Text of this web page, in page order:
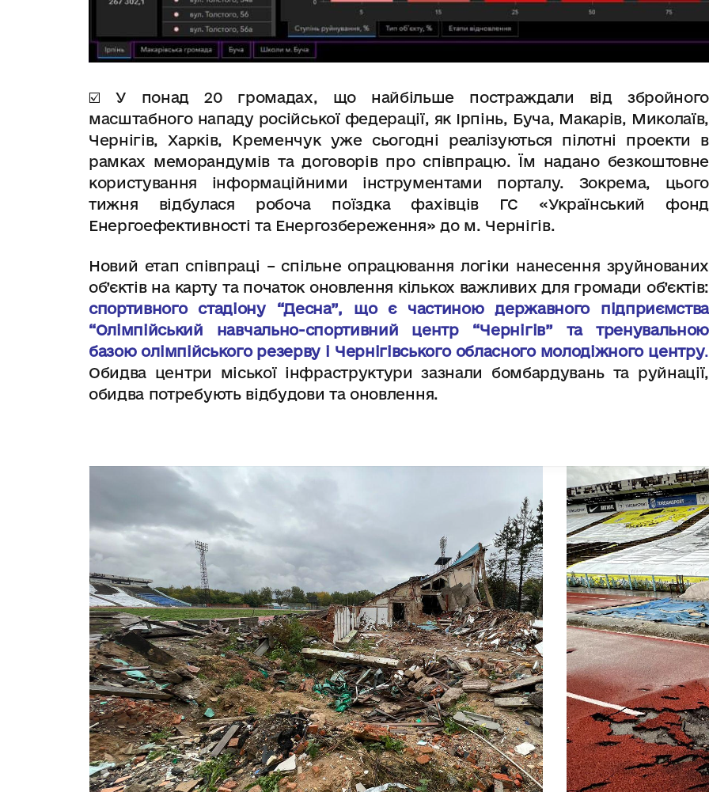
☑️ У понад 20 громадах, що найбільше постраждали від збройного
масштабного нападу російської федерації, як Ірпінь, Буча, Макарів, Миколаїв,
Чернігів, Харків, Кременчук уже сьогодні реалізуються пілотні проекти в
рамках меморандумів та договорів про співпрацю. Їм надано безкоштовне
користування інформаційними інструментами порталу. Зокрема, цього
тижня відбулася робоча поїздка фахівців ГС «Український фонд
Енергоефективності та Енергозбереження» до м. Чернігів.
Новий етап співпраці – спільне опрацювання логіки нанесення зруйнованих
об’єктів на карту та початок оновлення кількох важливих для громади об’єктів:
спортивного стадіону “Десна”, що є частиною державного підприємства
“Олімпійський навчально-спортивний центр “Чернігів” та тренувальною
базою олімпійського резерву і Чернігівського обласного молодіжного центру.
Обидва центри міської інфраструктури зазнали бомбардувань та руйнації,
обидва потребують відбудови та оновлення.